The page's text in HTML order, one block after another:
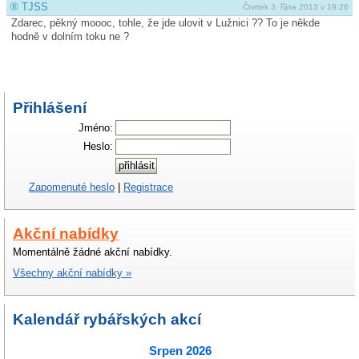
Čtvrtek 3. října 2013 v 19:26
® TJSS
Zdarec, pěkný moooc, tohle, že jde ulovit v Lužnici ?? To je někde
hodně v dolním toku ne ?
Přihlášení
Jméno:
Heslo:
Zapomenuté heslo | Registrace
Akční nabídky
Momentálně žádné akční nabídky.
Všechny akční nabídky »
Kalendář rybářských akcí
Srpen 2026